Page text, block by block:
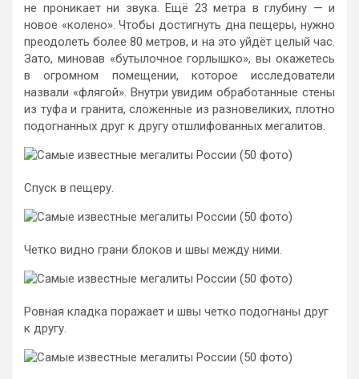
не проникает ни звука. Ещё 23 метра в глубину — и
новое «колено». Чтобы достигнуть дна пещеры, нужно
преодолеть более 80 метров, и на это уйдёт целый час.
Зато, миновав «бутылочное горлышко», вы окажетесь
в огромном помещении, которое исследователи
назвали «флягой». Внутри увидим обработанные стены
из туфа и гранита, сложенные из разновеликих, плотно
подогнанных друг к другу отшлифованных мегалитов.
Спуск в пещеру.
Четко видно грани блоков и швы между ними.
Ровная кладка поражает и швы четко подогнаны друг
к другу.